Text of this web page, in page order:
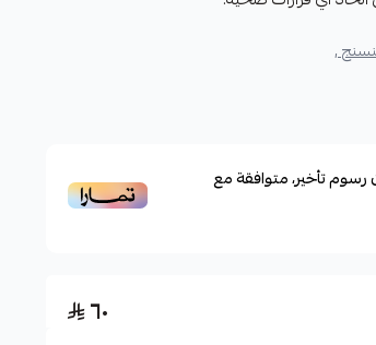
,
تأخير، متوافقة مع
٦٠